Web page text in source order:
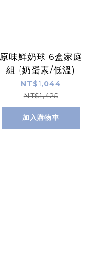
原味鮮奶球 6盒家庭
組 (奶蛋素/低溫)
NT$1,044
NT$1,425
加入購物車